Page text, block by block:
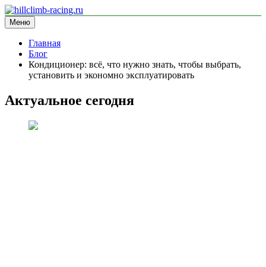
Перейти
к
содержимому
hillclimb-racing.ru
информационный сайт
Меню
Главная
Блог
Кондиционер: всё, что нужно знать, чтобы выбрать,
установить и экономно эксплуатировать
Актуальное сегодня